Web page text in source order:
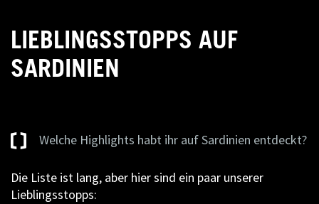
LIEBLINGSSTOPPS AUF
SARDINIEN
Welche Highlights habt ihr auf Sardinien entdeckt?
Die Liste ist lang, aber hier sind ein paar unserer
Lieblingsstopps: